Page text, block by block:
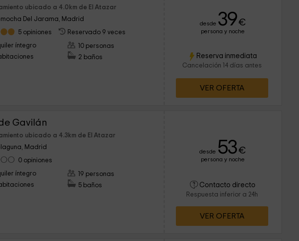
ubicado a 4.0km de El Atazar
Del Jarama, Madrid
5 opiniones
Reservado 9 veces
íntegro
10 personas
2 baños
desde 39€
persona y noche
Reserva inmediata
Cancelación 14 días antes
VER OFERTA
Gavilán
ubicado a 4.3km de El Atazar
Madrid
0 opiniones
íntegro
19 personas
5 baños
desde 53€
persona y noche
Contacto directo
Respuesta inferior a 24h
VER OFERTA